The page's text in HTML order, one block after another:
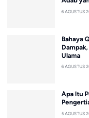
6 AGUSTUS
Bahaya
Ulama
6 AGUSTUS
Apa Itu
5 AGUSTUS